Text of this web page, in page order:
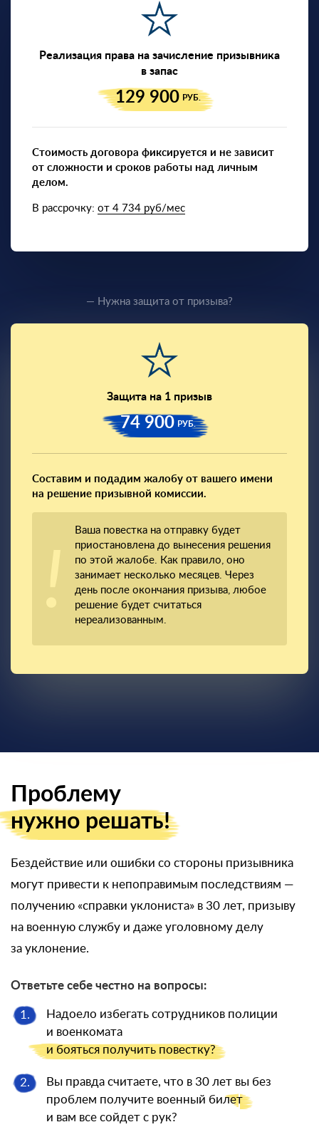
Реализация права на зачисление призывника
в запас
129 900 РУБ.
Стоимость договора фиксируется и не зависит
от сложности и сроков работы над личным
делом.
В рассрочку: от 4 734 руб/мес
— Нужна защита от призыва?
Защита на 1 призыв
74 900 РУБ.
Составим и подадим жалобу от вашего имени
на решение призывной комиссии.
Ваша повестка на отправку будет
приостановлена до вынесения решения
по этой жалобе. Как правило, оно
занимает несколько месяцев. Через
день после окончания призыва, любое
решение будет считаться
нереализованным.
Проблему
нужно решать!
Бездействие или ошибки со стороны призывника
могут привести к непоправимым последствиям —
получению «справки уклониста» в 30 лет, призыву
на военную службу и даже уголовному делу
за уклонение.
Ответьте себе честно на вопросы:
1.
Надоело избегать сотрудников полиции
и военкомата
и бояться получить повестку?
2.
Вы правда считаете, что в 30 лет вы без
проблем получите военный билет
и вам все сойдет с рук?